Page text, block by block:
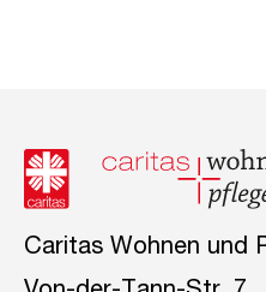
Caritas Wohnen und